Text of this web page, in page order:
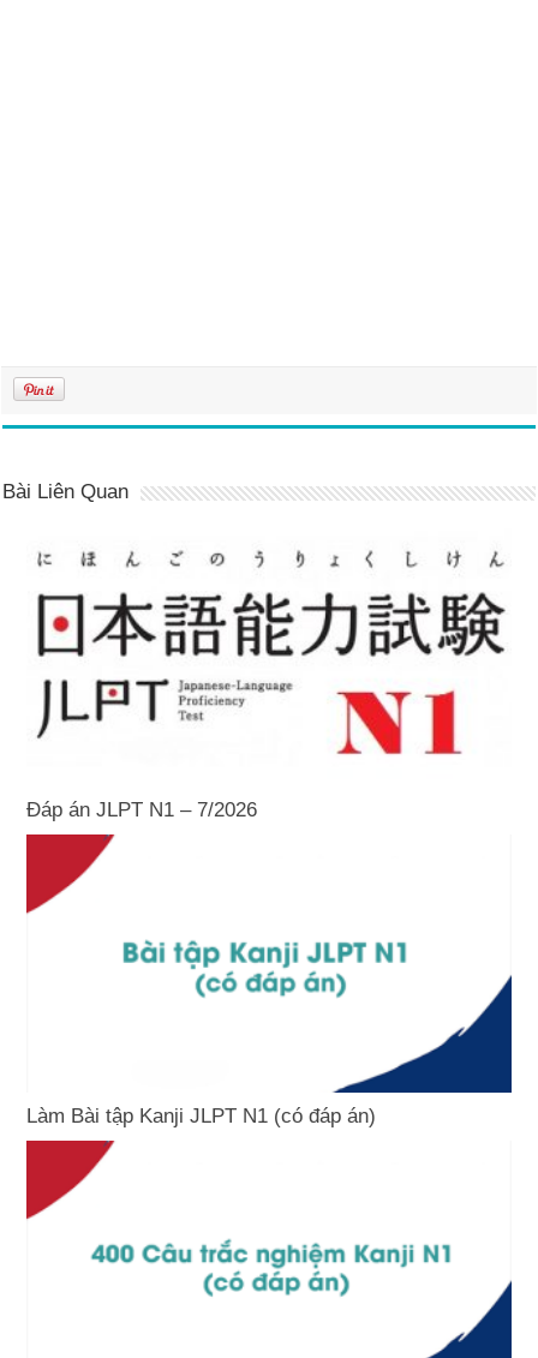
Bài Liên Quan
Đáp án JLPT N1 – 7/2026
Làm Bài tập Kanji JLPT N1 (có đáp án)